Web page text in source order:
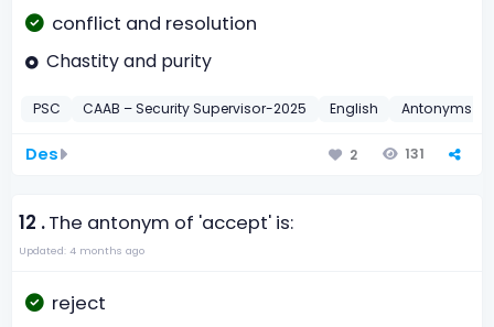
conflict and resolution
Chastity and purity
PSC CAAB – Security Supervisor-2025 English Antonyms
Des 2 131
12 .The antonym of 'accept' is:
Updated: 4 months ago
reject